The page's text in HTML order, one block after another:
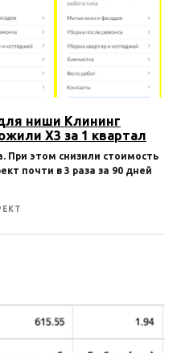
ниши Клининг
X3 за 1 квартал
При этом снизили стоимость
почти в 3 раза за 90 дней